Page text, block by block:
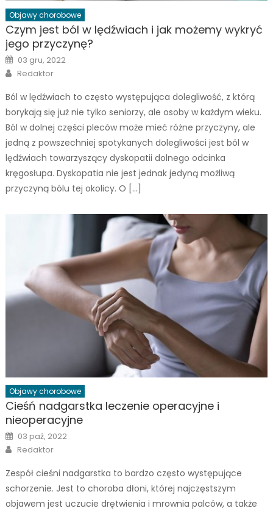
Objawy chorobowe
Czym jest ból w lędźwiach i jak możemy wykryć
jego przyczynę?
Posted
on
03 gru, 2022
Author
Redaktor
Ból w lędźwiach to często występująca dolegliwość, z którą
borykają się już nie tylko seniorzy, ale osoby w każdym wieku.
Ból w dolnej części pleców może mieć różne przyczyny, ale
jedną z powszechniej spotykanych dolegliwości jest ból w
lędźwiach towarzyszący dyskopatii dolnego odcinka
kręgosłupa. Dyskopatia nie jest jednak jedyną możliwą
przyczyną bólu tej okolicy. O […]
Objawy chorobowe
Cieśń nadgarstka leczenie operacyjne i
nieoperacyjne
Posted
on
03 paź, 2022
Author
Redaktor
Zespół cieśni nadgarstka to bardzo często występujące
schorzenie. Jest to choroba dłoni, której najczęstszym
objawem jest uczucie drętwienia i mrownia palców, a także